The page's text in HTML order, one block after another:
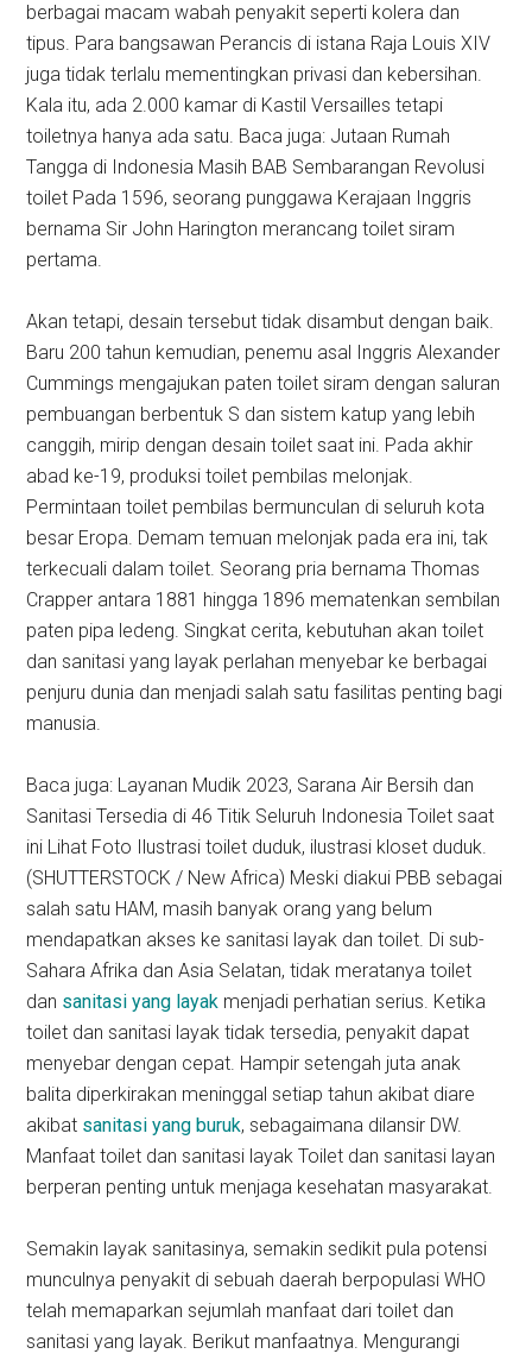
berbagai macam wabah penyakit seperti kolera dan
tipus. Para bangsawan Perancis di istana Raja Louis XIV
juga tidak terlalu mementingkan privasi dan kebersihan.
Kala itu, ada 2.000 kamar di Kastil Versailles tetapi
toiletnya hanya ada satu. Baca juga: Jutaan Rumah
Tangga di Indonesia Masih BAB Sembarangan Revolusi
toilet Pada 1596, seorang punggawa Kerajaan Inggris
bernama Sir John Harington merancang toilet siram
pertama.
Akan tetapi, desain tersebut tidak disambut dengan baik.
Baru 200 tahun kemudian, penemu asal Inggris Alexander
Cummings mengajukan paten toilet siram dengan saluran
pembuangan berbentuk S dan sistem katup yang lebih
canggih, mirip dengan desain toilet saat ini. Pada akhir
abad ke-19, produksi toilet pembilas melonjak.
Permintaan toilet pembilas bermunculan di seluruh kota
besar Eropa. Demam temuan melonjak pada era ini, tak
terkecuali dalam toilet. Seorang pria bernama Thomas
Crapper antara 1881 hingga 1896 mematenkan sembilan
paten pipa ledeng. Singkat cerita, kebutuhan akan toilet
dan sanitasi yang layak perlahan menyebar ke berbagai
penjuru dunia dan menjadi salah satu fasilitas penting bagi
manusia.
Baca juga: Layanan Mudik 2023, Sarana Air Bersih dan
Sanitasi Tersedia di 46 Titik Seluruh Indonesia Toilet saat
ini Lihat Foto Ilustrasi toilet duduk, ilustrasi kloset duduk.
(SHUTTERSTOCK / New Africa) Meski diakui PBB sebagai
salah satu HAM, masih banyak orang yang belum
mendapatkan akses ke sanitasi layak dan toilet. Di sub-
Sahara Afrika dan Asia Selatan, tidak meratanya toilet
dan sanitasi yang layak menjadi perhatian serius. Ketika
toilet dan sanitasi layak tidak tersedia, penyakit dapat
menyebar dengan cepat. Hampir setengah juta anak
balita diperkirakan meninggal setiap tahun akibat diare
akibat sanitasi yang buruk, sebagaimana dilansir DW.
Manfaat toilet dan sanitasi layak Toilet dan sanitasi layan
berperan penting untuk menjaga kesehatan masyarakat.
Semakin layak sanitasinya, semakin sedikit pula potensi
munculnya penyakit di sebuah daerah berpopulasi WHO
telah memaparkan sejumlah manfaat dari toilet dan
sanitasi yang layak. Berikut manfaatnya. Mengurangi